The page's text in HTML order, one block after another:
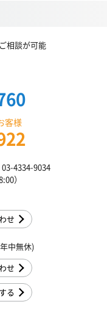
相談が可能
客様
4334-9034
）
せ
中無休)
せ
る